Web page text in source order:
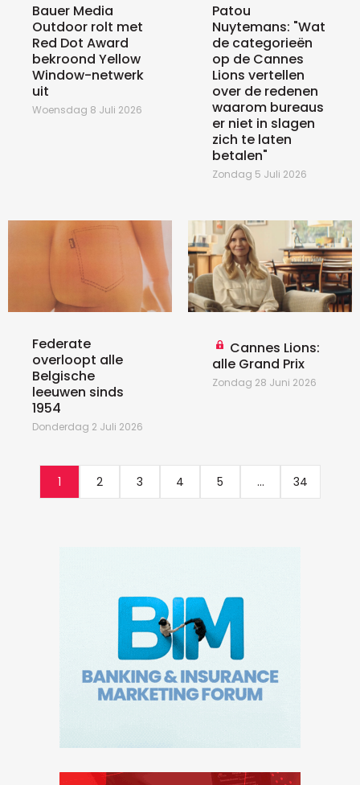
Bauer Media
Outdoor rolt met
Red Dot Award
bekroond Yellow
Window-netwerk
uit
Woensdag 8 Juli 2026
Patou
Nuytemans: "Wat
de categorieën
op de Cannes
Lions vertellen
over de redenen
waarom bureaus
er niet in slagen
zich te laten
betalen"
Zondag 5 Juli 2026
Federate
overloopt alle
Belgische
leeuwen sinds
1954
Donderdag 2 Juli 2026
Cannes Lions:
alle Grand Prix
Zondag 28 Juni 2026
1 2 3 4 5 ... 34